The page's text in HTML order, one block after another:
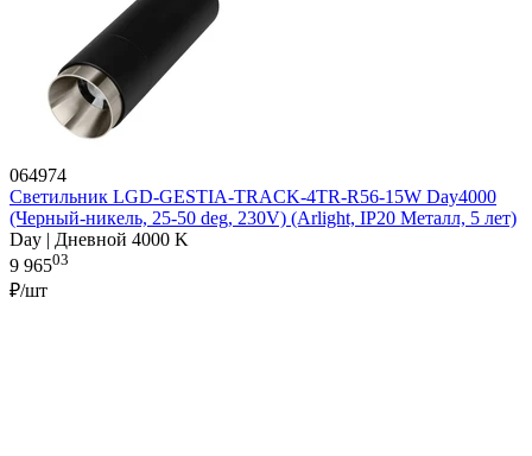
064974
Светильник LGD-GESTIA-TRACK-4TR-R56-15W Day4000
(Черный-никель, 25-50 deg, 230V) (Arlight, IP20 Металл, 5 лет)
Day | Дневной 4000 K
9 96503
₽/шт